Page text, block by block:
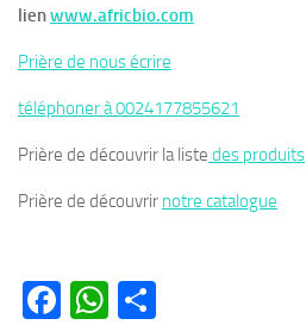
lienwww.africbio.com
Prière de nous écrire
téléphoner à 0024177855621
Prière de découvrir la liste des produits
Prière de découvrir notre catalogue
Facebook
WhatsApp